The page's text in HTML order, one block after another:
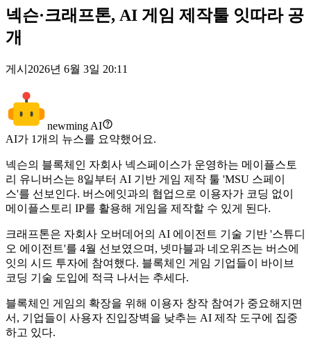
넥슨·크래프톤, AI 게임 제작툴 잇따라 공
개
게시 2026년 6월 3일 20:11
newming AI
AI가 1개의 뉴스를 요약했어요.
넥슨의 블록체인 자회사 넥스페이스가 운영하는 메이플스토
리 유니버스는 8일부터 AI 기반 게임 제작 툴 'MSU 스페이
스'를 선보인다. 버스에잇과의 협업으로 이용자가 코딩 없이
메이플스토리 IP를 활용해 게임을 제작할 수 있게 된다.
크래프톤은 자회사 오버데어의 AI 에이전트 기술 기반 '스튜디
오 에이전트'를 4월 선보였으며, 넷마블과 네오위즈는 버스에
잇의 시드 투자에 참여했다. 블록체인 게임 기업들이 바이브
코딩 기술 도입에 적극 나서는 추세다.
블록체인 게임의 확장을 위해 이용자 창작 참여가 중요해지면
서, 기업들이 사용자 진입장벽을 낮추는 AI 제작 도구에 집중
하고 있다.